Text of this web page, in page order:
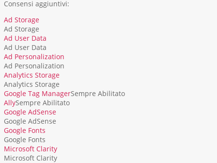
Consensi aggiuntivi:
Ad Storage
Ad Storage
Ad User Data
Ad User Data
Ad Personalization
Ad Personalization
Analytics Storage
Analytics Storage
Google Tag ManagerSempre Abilitato
AllySempre Abilitato
Google AdSense
Google AdSense
Google Fonts
Google Fonts
Microsoft Clarity
Microsoft Clarity